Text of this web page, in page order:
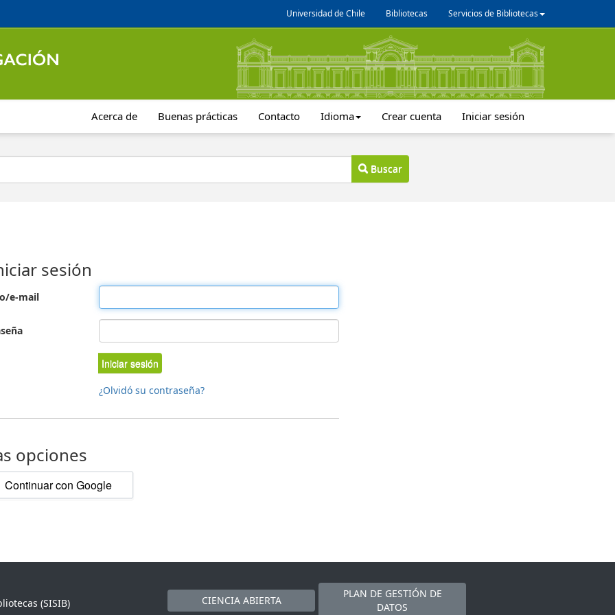
Universidad de Chile Bibliotecas Servicios de Bibliotecas
Acerca de Buenas prácticas Contacto Idioma Crear cuenta Iniciar sesión
Buscar
sesión
e-mail
Iniciar sesión
¿Olvidó su contraseña?
opciones
Continuar con Google
(SISIB)
CIENCIA ABIERTA
PLAN DE GESTIÓN DE
DATOS